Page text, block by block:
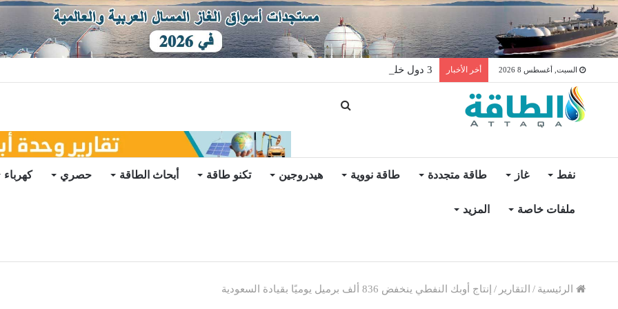
السبت, أغسطس 8 2026 أخر الأخبار 3 دول خليجية على رادار أرو دريلينغ لتصدير منصات الحفر
نفط غاز طاقة متجددة طاقة نووية هيدروجين تكنو طاقة أبحاث الطاقة حصري كهرباء
ملفات خاصة المزيد
الرئيسية / التقارير / إنتاج أوبك النفطي ينخفض 836 ألف برميل يوميًا بقيادة السعودية